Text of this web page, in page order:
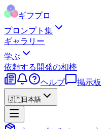
ギフプロ
プロンプト集
ギャラリー
学ぶ
依頼する 開発の相棒
ヘルプ
掲示板
🇯🇵日本語